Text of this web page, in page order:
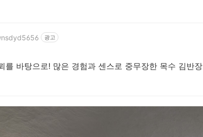
광고
를 바탕으로! 많은 경험과 센스로 중무장한 목수 김반장